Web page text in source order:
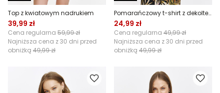
Top z kwiatowym nadrukiem
39,99 zł
Cena regularna 59,99 zł
Najniższa cena z 30 dni przed
obniżką 49,99 zł
Pomarańczowy t-shirt z dekoltem v-neck
24,99 zł
Cena regularna 49,99 zł
Najniższa cena z 30 dni przed
obniżką 49,99 zł